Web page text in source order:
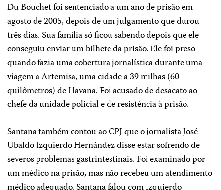
Du Bouchet foi sentenciado a um ano de prisão em
agosto de 2005, depois de um julgamento que durou
três dias. Sua família só ficou sabendo depois que ele
conseguiu enviar um bilhete da prisão. Ele foi preso
quando fazia uma cobertura jornalística durante uma
viagem a Artemisa, uma cidade a 39 milhas (60
quilômetros) de Havana. Foi acusado de desacato ao
chefe da unidade policial e de resistência à prisão.
Santana também contou ao CPJ que o jornalista José
Ubaldo Izquierdo Hernández disse estar sofrendo de
severos problemas gastrintestinais. Foi examinado por
um médico na prisão, mas não recebeu um atendimento